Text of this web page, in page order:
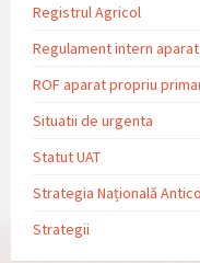
Registrul Agricol
Regulament intern
ROF aparat propriu
Situatii de urgenta
Statut UAT
Strategia Națională
Strategii